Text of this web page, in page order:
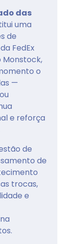
das
uma
de
FedEx
o
—
e reforça
de
de
trocas,
e